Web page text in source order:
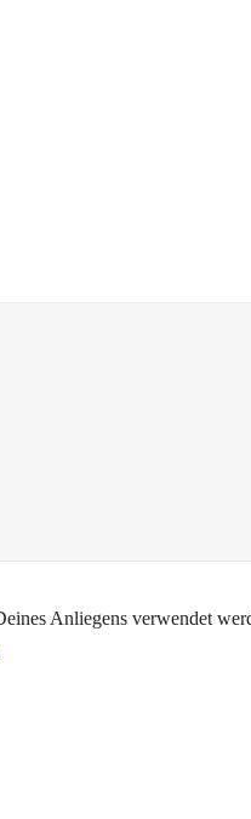
Anliegens verwendet